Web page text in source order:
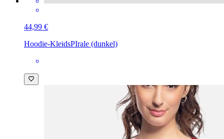
44,99 €
Hoodie-KleidsPIrale (dunkel)